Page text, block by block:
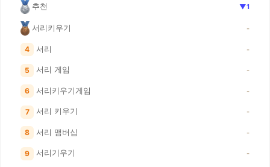
추천 ▼1
서리키우기 -
4 서리 -
5 서리 게임 -
6 서리키우기게임 -
7 서리 키우기 -
8 서리 맴버십 -
9 서리기우기 -